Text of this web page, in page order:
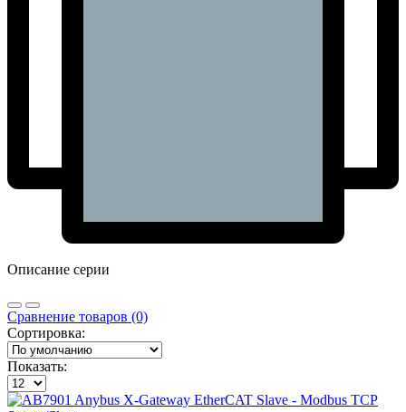
Описание серии
Сравнение товаров (0)
Сортировка:
Показать: